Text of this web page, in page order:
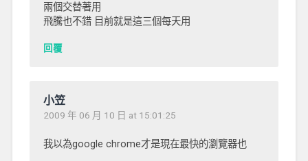
兩個交替著用
飛騰也不錯 目前就是這三個每天用
回覆
小笠
2009 年 06 月 10 日 at 15:01:25
我以為google chrome才是現在最快的瀏覽器也